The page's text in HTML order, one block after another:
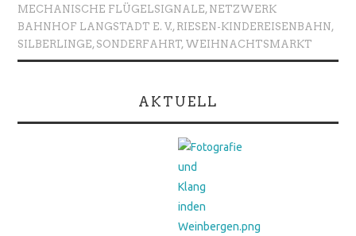
MECHANISCHE FLÜGELSIGNALE, NETZWERK
BAHNHOF LANGSTADT E. V., RIESEN-KINDEREISENBAHN,
SILBERLINGE, SONDERFAHRT, WEIHNACHTSMARKT
AKTUELL